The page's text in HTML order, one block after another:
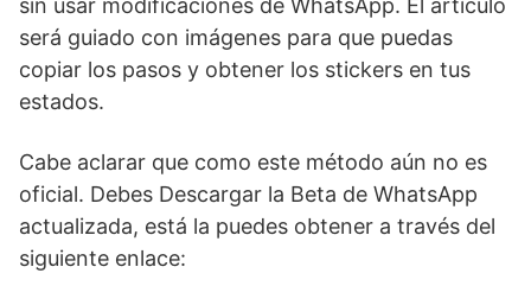
será guiado con imágenes para que puedas
copiar los pasos y obtener los stickers en tus
estados.
Cabe aclarar que como este método aún no es
oficial. Debes Descargar la Beta de WhatsApp
actualizada, está la puedes obtener a través del
siguiente enlace: